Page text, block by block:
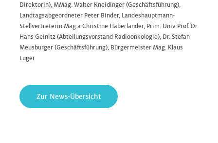
Direktorin), MMag. Walter Kneidinger (Geschäftsführung),
Landtagsabgeordneter Peter Binder, Landeshauptmann-
Stellvertreterin Mag.a Christine Haberlander, Prim. Univ-Prof. Dr.
Hans Geinitz (Abteilungsvorstand Radioonkologie), Dr. Stefan
Meusburger (Geschäftsführung), Bürgermeister Mag. Klaus
Luger
Zur News-Übersicht